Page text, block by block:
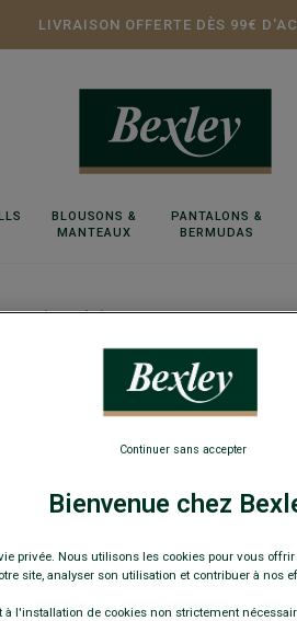
LIVRAISON OFFERTE DÈS 99€
BLOUSONS &
MANTEAUX
PANTALONS &
BERMUDAS
Beige Clair - KENNERIC
Bienvenue chez
privée. Nous utilisons les cookies pour vous
site, analyser son utilisation et contribuer à nos
à l'installation de cookies non strictement
Continuer sans accepter